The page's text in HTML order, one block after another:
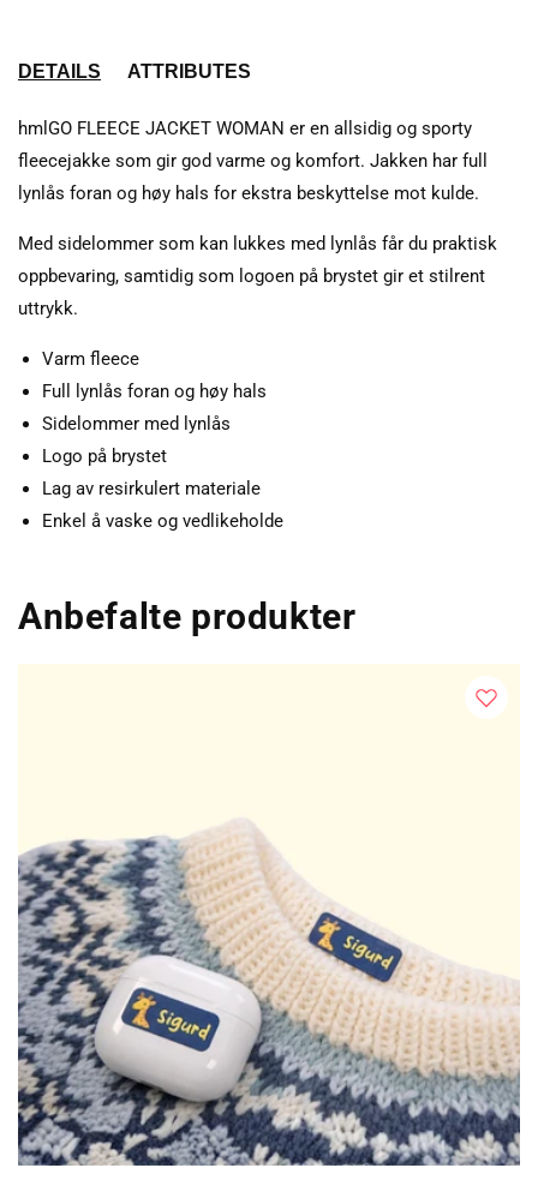
DETAILS ATTRIBUTES
hmlGO FLEECE JACKET WOMAN er en allsidig og sporty
fleecejakke som gir god varme og komfort. Jakken har full
lynlås foran og høy hals for ekstra beskyttelse mot kulde.
Med sidelommer som kan lukkes med lynlås får du praktisk
oppbevaring, samtidig som logoen på brystet gir et stilrent
uttrykk.
Varm fleece
Full lynlås foran og høy hals
Sidelommer med lynlås
Logo på brystet
Lag av resirkulert materiale
Enkel å vaske og vedlikeholde
Anbefalte produkter